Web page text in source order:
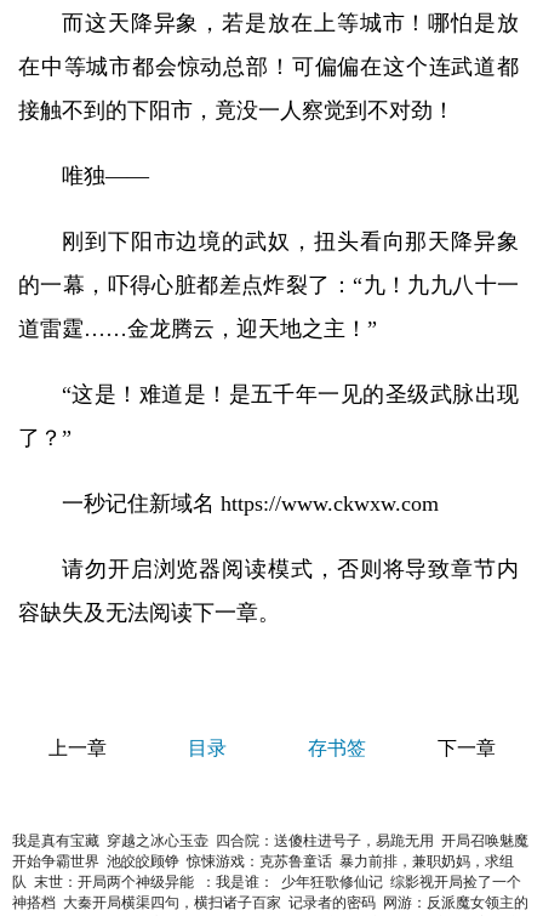
而这天降异象，若是放在上等城市！哪怕是放
在中等城市都会惊动总部！可偏偏在这个连武道都
接触不到的下阳市，竟没一人察觉到不对劲！
唯独——
刚到下阳市边境的武奴，扭头看向那天降异象
的一幕，吓得心脏都差点炸裂了：“九！九九八十一
道雷霆……金龙腾云，迎天地之主！”
“这是！难道是！是五千年一见的圣级武脉出现
了？”
一秒记住新域名 https://www.ckwxw.com
请勿开启浏览器阅读模式，否则将导致章节内
容缺失及无法阅读下一章。
上一章 目录 存书签 下一章
我是真有宝藏 穿越之冰心玉壶 四合院：送傻柱进号子，易跪无用 开局召唤魅魔
开始争霸世界 池皎皎顾铮 惊悚游戏：克苏鲁童话 暴力前排，兼职奶妈，求组
队 末世：开局两个神级异能 ：我是谁： 少年狂歌修仙记 综影视开局捡了一个
神搭档 大秦开局横渠四句，横扫诸子百家 记录者的密码 网游：反派魔女领主的